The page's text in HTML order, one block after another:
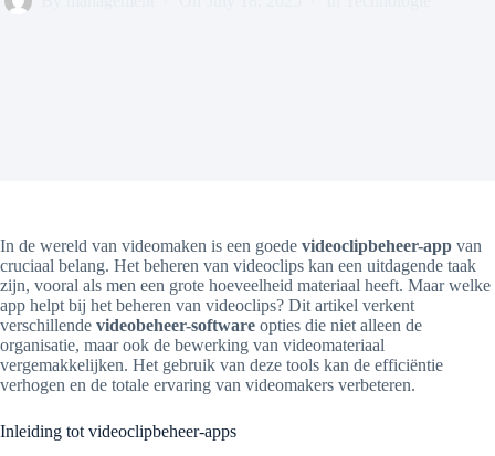
In de wereld van videomaken is een goede videoclipbeheer-app van
cruciaal belang. Het beheren van videoclips kan een uitdagende taak
zijn, vooral als men een grote hoeveelheid materiaal heeft. Maar welke
app helpt bij het beheren van videoclips? Dit artikel verkent
verschillende videobeheer-software opties die niet alleen de
organisatie, maar ook de bewerking van videomateriaal
vergemakkelijken. Het gebruik van deze tools kan de efficiëntie
verhogen en de totale ervaring van videomakers verbeteren.
Inleiding tot videoclipbeheer-apps